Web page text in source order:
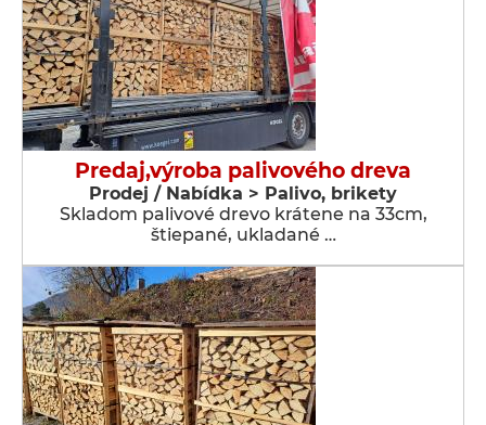
Predaj,výroba palivového dreva
Prodej / Nabídka > Palivo, brikety
Skladom palivové drevo krátene na 33cm,
štiepané, ukladané …